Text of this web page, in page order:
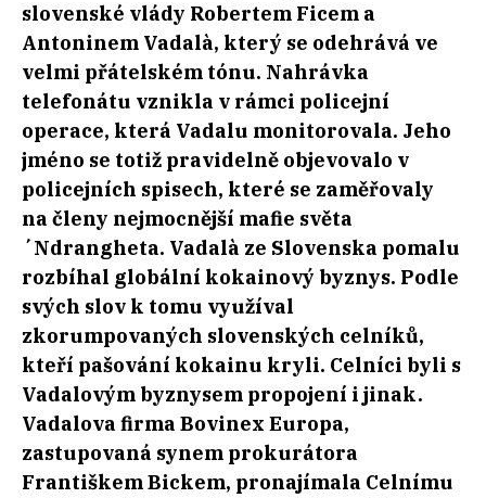
slovenské vlády Robertem Ficem a
Antoninem Vadalà, který se odehrává ve
velmi přátelském tónu. Nahrávka
telefonátu vznikla v rámci policejní
operace, která Vadalu monitorovala. Jeho
jméno se totiž pravidelně objevovalo v
policejních spisech, které se zaměřovaly
na členy nejmocnější mafie světa
´Ndrangheta. Vadalà ze Slovenska pomalu
rozbíhal globální kokainový byznys. Podle
svých slov k tomu využíval
zkorumpovaných slovenských celníků,
kteří pašování kokainu kryli. Celníci byli s
Vadalovým byznysem propojení i jinak.
Vadalova firma Bovinex Europa,
zastupovaná synem prokurátora
Františkem Bickem, pronajímala Celnímu